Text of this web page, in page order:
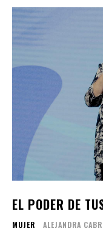
EL PODER DE
MUJER ALEJANDRA